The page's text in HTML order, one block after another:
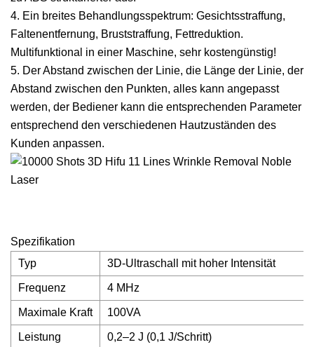
4. Ein breites Behandlungsspektrum: Gesichtsstraffung,
Faltenentfernung, Bruststraffung, Fettreduktion.
Multifunktional in einer Maschine, sehr kostengünstig!
5. Der Abstand zwischen der Linie, die Länge der Linie, der
Abstand zwischen den Punkten, alles kann angepasst
werden, der Bediener kann die entsprechenden Parameter
entsprechend den verschiedenen Hautzuständen des
Kunden anpassen.
Spezifikation
Typ
3D-Ultraschall mit hoher Intensität
Frequenz 4 MHz
Maximale Kraft 100VA
Leistung 0,2–2 J (0,1 J/Schritt)